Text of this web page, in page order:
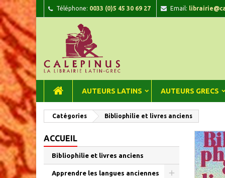
Téléphone: 0033 (0)5 45 30 69 27 Email:
AUTEURS LATINS AUTEURS GRECS
Catégories Bibliophilie et livres anciens
ACCUEIL
Bibliophilie et livres anciens
Apprendre les langues anciennes